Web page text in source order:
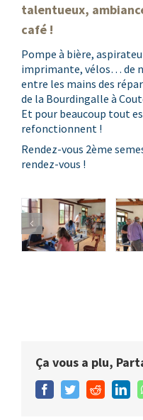
talentueux,
café !
Pompe à bière,
imprimante, vélos… de
entre les mains des
de la Bourdingalle à
Et pour beaucoup tout
refonctionnent !
Rendez-vous 2ème
rendez-vous !
Ça vous a plu,
Facebook
TwitterReddit